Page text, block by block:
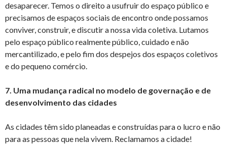
desaparecer. Temos o direito a usufruir do espaço público e
precisamos de espaços sociais de encontro onde possamos
conviver, construir, e discutir a nossa vida coletiva. Lutamos
pelo espaço público realmente público, cuidado e não
mercantilizado, e pelo fim dos despejos dos espaços coletivos
e do pequeno comércio.
7. Uma mudança radical no modelo de governação e de
desenvolvimento das cidades
As cidades têm sido planeadas e construídas para o lucro e não
para as pessoas que nela vivem. Reclamamos a cidade!